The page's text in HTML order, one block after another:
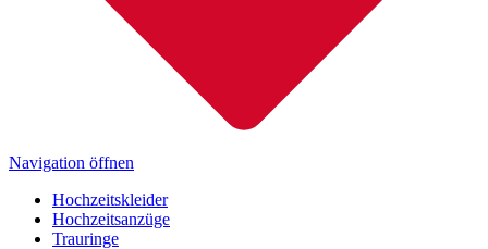
Navigation öffnen
Hochzeitskleider
Hochzeitsanzüge
Trauringe